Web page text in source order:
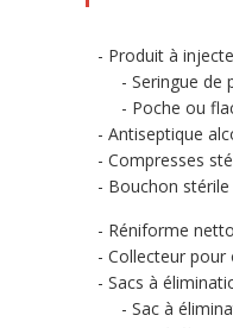
Produit à
Seringue de
Poche ou
Antiseptique
Compresses
Bouchon
Réniforme
Collecteur pour
Sacs à
Sac à